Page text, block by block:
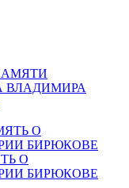
ВЛАДИМИРА
О
БИРЮКОВЕ